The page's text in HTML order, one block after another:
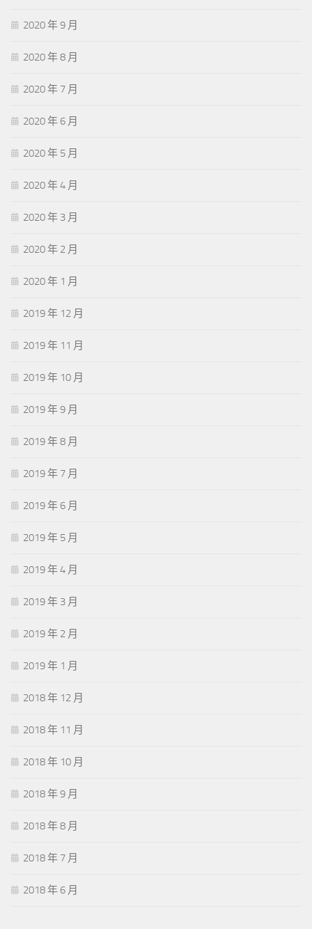
2020 年 9 月
2020 年 8 月
2020 年 7 月
2020 年 6 月
2020 年 5 月
2020 年 4 月
2020 年 3 月
2020 年 2 月
2020 年 1 月
2019 年 12 月
2019 年 11 月
2019 年 10 月
2019 年 9 月
2019 年 8 月
2019 年 7 月
2019 年 6 月
2019 年 5 月
2019 年 4 月
2019 年 3 月
2019 年 2 月
2019 年 1 月
2018 年 12 月
2018 年 11 月
2018 年 10 月
2018 年 9 月
2018 年 8 月
2018 年 7 月
2018 年 6 月